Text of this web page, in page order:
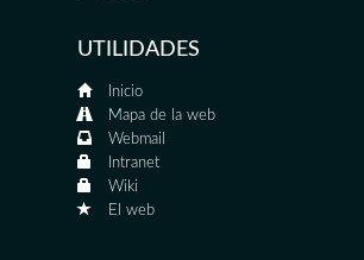
UTILIDADES
Inicio
Mapa de la web
Webmail
Intranet
Wiki
El web